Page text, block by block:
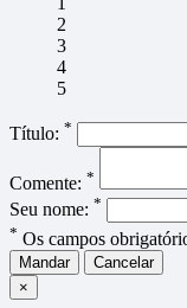
2
3
4
5
Título: *
Comente: *
Seu nome: *
* Os campos
Mandar
Cancelar
×